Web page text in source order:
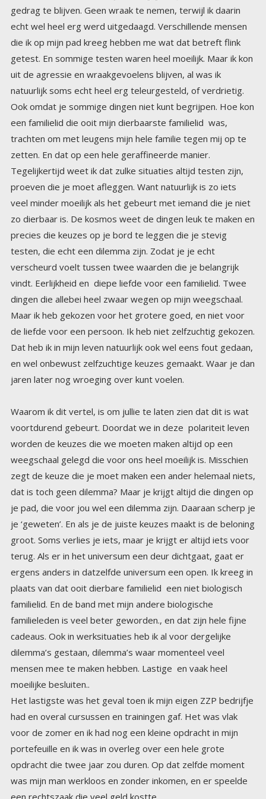
jaren later nog wroeging over kunt voelen.
Waarom ik dit vertel, is om jullie te laten zien dat dit is wat
voortdurend gebeurt. Doordat we in deze polariteit leven
worden de keuzes die we moeten maken altijd op een
weegschaal gelegd die voor ons heel moeilijk is. Misschien
zegt de keuze die je moet maken een ander helemaal niets,
dat is toch geen dilemma? Maar je krijgt altijd die dingen op
je pad, die voor jou wel een dilemma zijn. Daaraan scherp je
je ‘geweten’. En als je de juiste keuzes maakt is de beloning
groot. Soms verlies je iets, maar je krijgt er altijd iets voor
terug. Als er in het universum een deur dichtgaat, gaat er
ergens anders in datzelfde universum een open. Ik kreeg in
plaats van dat ooit dierbare familielid een niet biologisch
familielid. En de band met mijn andere biologische
familieleden is veel beter geworden., en dat zijn hele fijne
cadeaus. Ook in werksituaties heb ik al voor dergelijke
dilemma’s gestaan, dilemma’s waar momenteel veel
mensen mee te maken hebben. Lastige en vaak heel
moeilijke besluiten..
Het lastigste was het geval toen ik mijn eigen ZZP bedrijfje
had en overal cursussen en trainingen gaf. Het was vlak
voor de zomer en ik had nog een kleine opdracht in mijn
portefeuille en ik was in overleg over een hele grote
opdracht die twee jaar zou duren. Op dat zelfde moment
was mijn man werkloos en zonder inkomen, en er speelde
een rechtszaak die veel geld kostte.